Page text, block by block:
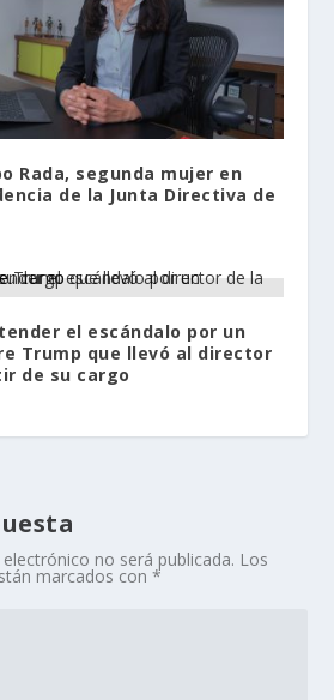
Rada, segunda mujer en
de la Junta Directiva de
el escándalo por un
Trump que llevó al director
de su cargo
no será publicada. Los
marcados con*